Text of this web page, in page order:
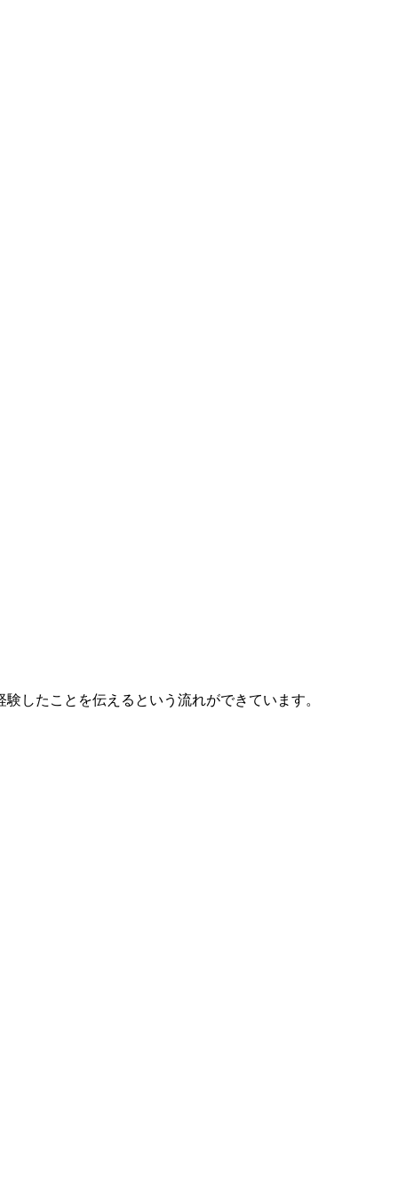
したことを伝えるという流れができています。